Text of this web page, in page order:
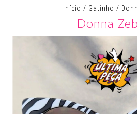
Início / Gatinho /
Donna